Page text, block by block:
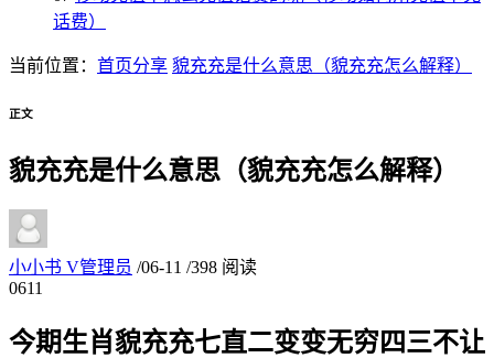
话费）
当前位置： 首页分享 貌充充是什么意思（貌充充怎么解释）
正文
貌充充是什么意思（貌充充怎么解释）
小小书 V管理员 /06-11 /398 阅读
0611
今期生肖貌充充七直二变变无穷四三不让